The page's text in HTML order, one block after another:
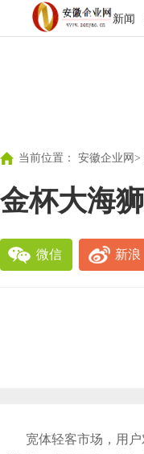
新闻
当前位置： 安徽企业网 >
金杯大海
微信 新浪
宽体轻客市场，用